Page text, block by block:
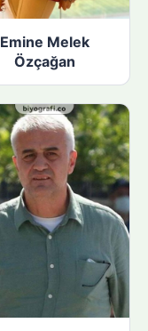
Emine Melek
Özçağan